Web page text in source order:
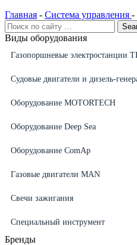
Главная - Система управления -
Виды оборудования
Газопоршневые электростанции
Судовые двигатели и дизель-
Оборудование MOTORTECH
Оборудование Deep Sea
Оборудование ComAp
Газовые двигатели MAN
Свечи зажигания
Специальный инструмент
Бренды